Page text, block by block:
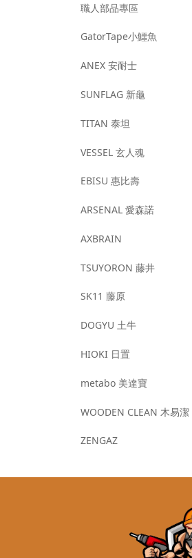
職人部品專區
GatorTape小鱷魚
ANEX 安耐士
SUNFLAG 新龜
TITAN 泰坦
VESSEL 玄人魂
EBISU 惠比壽
ARSENAL 愛森諾
AXBRAIN
TSUYORON 藤井
SK11 藤原
DOGYU 土牛
HIOKI 日置
metabo 美達寶
WOODEN CLEAN 木易潔
ZENGAZ